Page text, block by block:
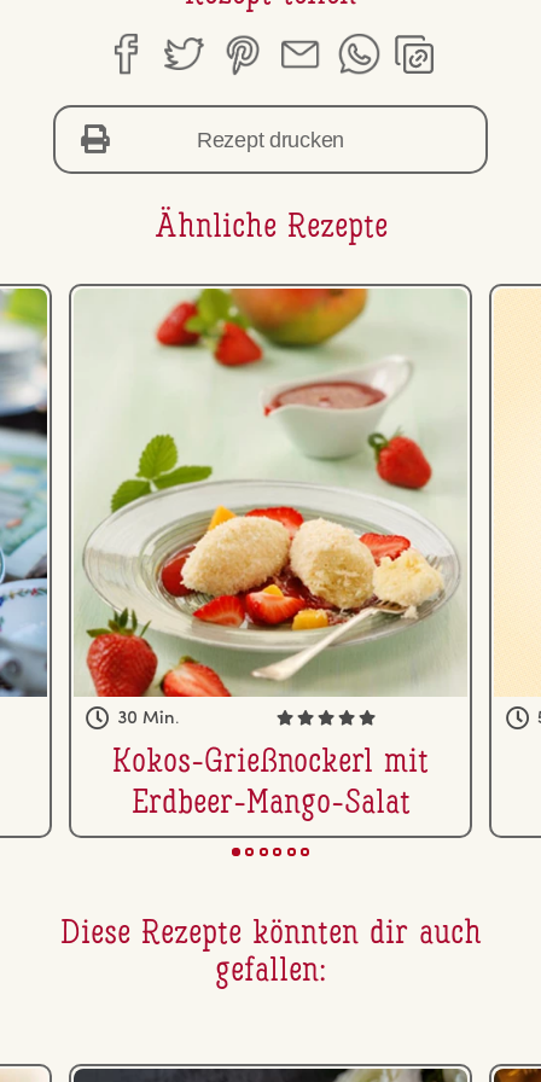
Rezept drucken
Ähnliche Rezepte
30 Min.
Kokos-Grieß­no­ckerl mit
Erdbeer-Mango-Salat
Diese Rezepte könnten dir auch
gefallen: